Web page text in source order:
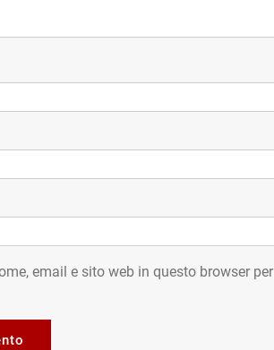
email e sito web in questo browser